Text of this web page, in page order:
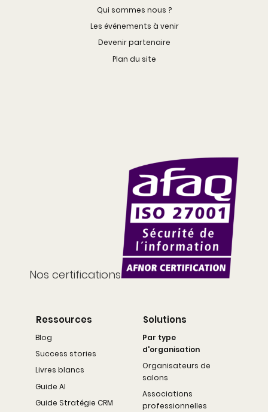
Qui sommes nous ?
Les événements à venir
Devenir partenaire
Plan du site
Nos certifications
Ressources
Blog
Success stories
Livres blancs
Guide AI
Guide Stratégie CRM
Solutions
Par type
d'organisation
Organisateurs de
salons
Associations
professionnelles